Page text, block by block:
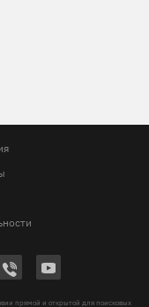
прямой и открытой для поисковых